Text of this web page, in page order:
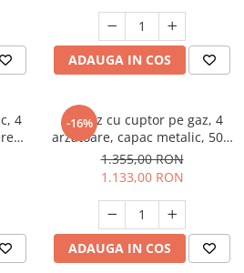
ADAUGA IN COS
4
-16%
Aragaz cu cuptor pe gaz, 4
arzatoare, capac metalic, 50 x
60 cm, 2 in 1, GPL+GN, Gri,
LDK
1.355,00 RON
1.133,00 RON
ADAUGA IN COS